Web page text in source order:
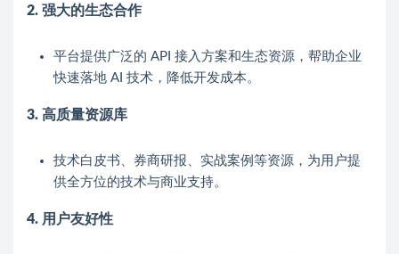
2. 强大的生态合作
平台提供广泛的 API 接入方案和生态资源，帮助企业
快速落地 AI 技术，降低开发成本。
3. 高质量资源库
技术白皮书、券商研报、实战案例等资源，为用户提
供全方位的技术与商业支持。
4. 用户友好性